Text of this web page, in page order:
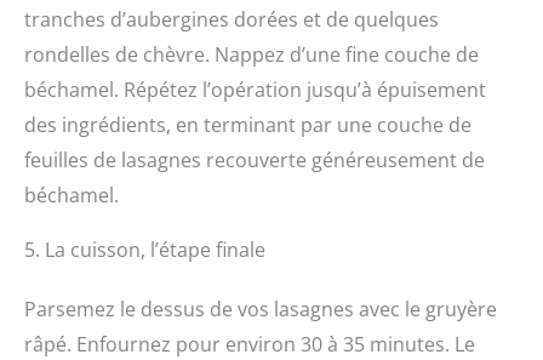
tranches d’aubergines dorées et de quelques
rondelles de chèvre. Nappez d’une fine couche de
béchamel. Répétez l’opération jusqu’à épuisement
des ingrédients, en terminant par une couche de
feuilles de lasagnes recouverte généreusement de
béchamel.
5. La cuisson, l’étape finale
Parsemez le dessus de vos lasagnes avec le gruyère
râpé. Enfournez pour environ 30 à 35 minutes. Le